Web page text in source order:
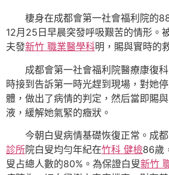
棲身在成都會第一社會福利院的
12月25日早晨突發呼吸艱苦的情形。
夫發新竹 職業醫學科明，賜與實時的
成都會第一社會福利院醫療康復
時接到告訴第一時光趕到現場，對她
體，做出了病情的判定，然后當即賜
液，緩解她氣緊的癥狀。
今朝白叟病情基礎恢復正常。成
診所院白叟均勻年紀在竹科 健檢86歲
叟占總人數的80%。為保證白叟新竹